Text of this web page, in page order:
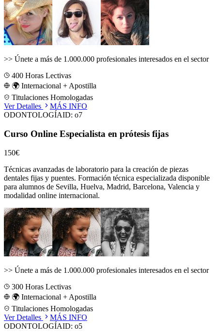
>> Únete a más de 1.000.000 profesionales interesados en el sector
400 Horas Lectivas
🌍 Internacional + Apostilla
Titulaciones Homologadas
Ver Detalles
MÁS INFO
ODONTOLOGÍAID: o7
Curso Online Especialista en prótesis fijas
150€
Técnicas avanzadas de laboratorio para la creación de piezas
dentales fijas y puentes. Formación técnica especializada disponible
para alumnos de Sevilla, Huelva, Madrid, Barcelona, Valencia y
modalidad online internacional.
>> Únete a más de 1.000.000 profesionales interesados en el sector
300 Horas Lectivas
🌍 Internacional + Apostilla
Titulaciones Homologadas
Ver Detalles
MÁS INFO
ODONTOLOGÍAID: o5